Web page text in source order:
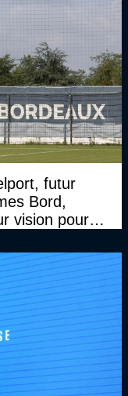
futur
Bord,
vision pour